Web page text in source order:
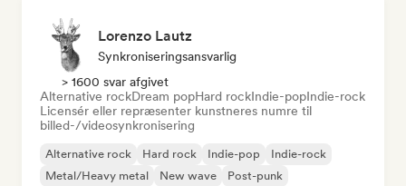
Lorenzo Lautz
Synkroniseringsansvarlig
> 1600 svar afgivet
Alternative rockDream popHard rockIndie-popIndie-rock
Licensér eller repræsenter kunstneres numre til
billed-/videosynkronisering
Alternative rock Hard rock Indie-pop
Indie-rock
Metal/Heavy metal
New wave
Post-punk